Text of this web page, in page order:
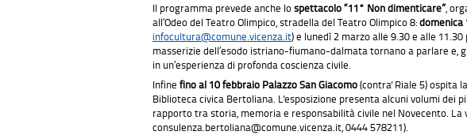
Il programma prevede anche lospettacolo “11° Non dimenticare”,
all’Odeo del Teatro Olimpico, stradella del Teatro Olimpico 8:domenica
infocultura@comune.vicenza.it) e lunedì 2 marzo alle 9.30 e alle
masserizie dell’esodo istriano-fiumano-dalmata tornano a parlare e,
in un’esperienza di profonda coscienza civile.
Infine fino al 10 febbraio Palazzo San Giacomo(contra' Riale 5) ospita
Biblioteca civica Bertoliana. L'esposizione presenta alcuni volumi
rapporto tra storia, memoria e responsabilità civile nel Novecento.
consulenza.bertoliana@comune.vicenza.it, 0444 578211).